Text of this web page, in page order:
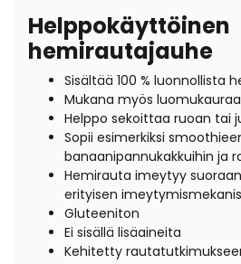
Helppokäyttöinen
hemirautajauhe
Sisältää 100 % luonnollista
Mukana myös
Helppo sekoittaa ruoan tai
Sopii esimerkiksi
banaanipannukakkuihin ja
Hemirauta imeytyy
erityisen
Gluteeniton
Ei sisällä lisäaineita
Kehitetty